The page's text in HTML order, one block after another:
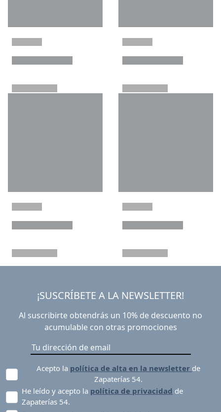
¡SUSCRÍBETE A LA NEWSLETTER!
Al suscribirte obtendrás un 10% de descuento no
acumulable con otras promociones
Acepto la política de alta en la newsletter de
Zapaterías 54.
He leído y acepto la política de privacidad de
Zapaterías 54.